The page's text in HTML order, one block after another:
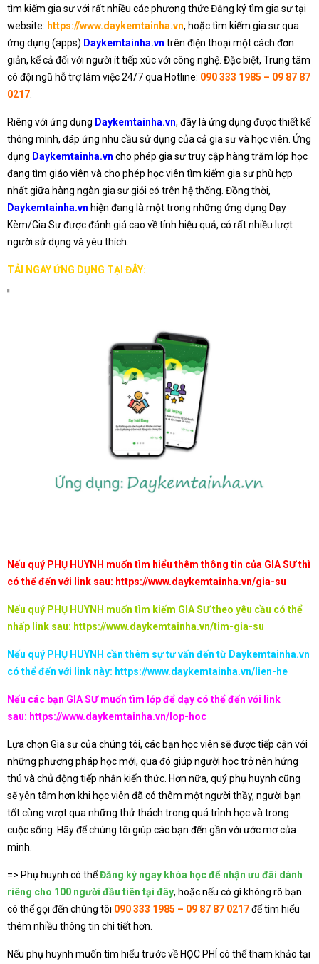
tìm kiếm gia sư với rất nhiều các phương thức Đăng ký tìm gia sư tại
website: https://www.daykemtainha.vn, hoặc tìm kiếm gia sư qua
ứng dụng (apps) Daykemtainha.vn trên điện thoại một cách đơn
giản, kể cả đối với người ít tiếp xúc với công nghệ. Đặc biệt, Trung tâm
có đội ngũ hỗ trợ làm việc 24/7 qua Hotline: 090 333 1985 – 09 87 87
0217
Riêng với ứng dụng Daykemtainha.vn, đây là ứng dụng được thiết kế
thông minh, đáp ứng nhu cầu sử dụng của cả gia sư và học viên. Ứng
dụng Daykemtainha.vn cho phép gia sư truy cập hàng trăm lớp học
đang tìm giáo viên và cho phép học viên tìm kiếm gia sư phù hợp
nhất giữa hàng ngàn gia sư giỏi có trên hệ thống. Đồng thời,
Daykemtainha.vn hiện đang là một trong những ứng dụng Dạy
Kèm/Gia Sư được đánh giá cao về tính hiệu quả, có rất nhiều lượt
người sử dụng và yêu thích.
TẢI NGAY ỨNG DỤNG TẠI ĐÂY:
Nếu quý PHỤ HUYNH muốn tìm hiểu thêm thông tin của GIA SƯ thì
có thể đến với link sau: https://www.daykemtainha.vn/gia-su
Nếu quý PHỤ HUYNH muốn tìm kiếm GIA SƯ theo yêu cầu có thể
nhấp link sau: https://www.daykemtainha.vn/tim-gia-su
Nếu quý PHỤ HUYNH cần thêm sự tư vấn đến từ Daykemtainha.vn
có thể đến với link này: https://www.daykemtainha.vn/lien-he
Nếu các bạn GIA SƯ muốn tìm lớp để dạy có thể đến với link
sau: https://www.daykemtainha.vn/lop-hoc
Lựa chọn Gia sư của chúng tôi, các bạn học viên sẽ được tiếp cận với
những phương pháp học mới, qua đó giúp người học trở nên hứng
thú và chủ động tiếp nhận kiến thức. Hơn nữa, quý phụ huynh cũng
sẽ yên tâm hơn khi học viên đã có thêm một người thầy, người bạn
tốt cùng vượt qua những thử thách trong quá trình học và trong
cuộc sống. Hãy để chúng tôi giúp các bạn đến gần với ước mơ của
mình.
=> Phụ huynh có thểĐăng ký ngay khóa học để nhận ưu đãi dành
riêng cho 100 người đầu tiên tại đây, hoặc nếu có gì không rõ bạn
có thể gọi đến chúng tôi 090 333 1985 – 09 87 87 0217để tìm hiểu
thêm nhiều thông tin chi tiết hơn.
Nếu phụ huynh muốn tìm hiểu trước về HỌC PHÍ có thể tham khảo tại